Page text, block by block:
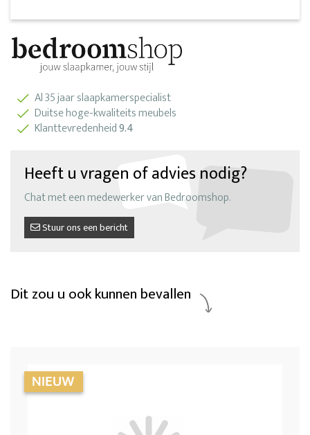
Al 35 jaar slaapkamerspecialist
Duitse hoge-kwaliteits meubels
Klanttevredenheid9.4
Heeft u vragen of advies nodig?
Chat met een medewerker van Bedroomshop.
Stuur ons een bericht
Dit zou u ook kunnen bevallen